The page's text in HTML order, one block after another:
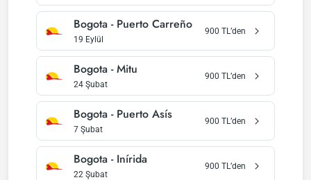
Bogota - Puerto Carreño
19 Eylül
900 TL’den
Bogota -Mitu
24 Şubat
900 TL’den
Bogota - Puerto Asís
7 Şubat
900 TL’den
Bogota - Inírida
22 Şubat
900 TL’den